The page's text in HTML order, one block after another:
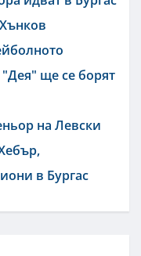
ще се борят
на Левски
в Бургас